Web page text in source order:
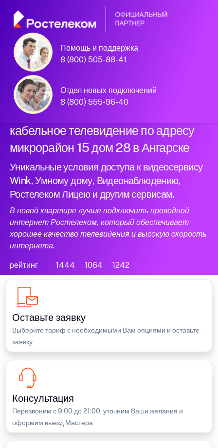
Помощь и поддержка
8 (800) 505-88-41
Отдел новых подключений
8 (800) 555-96-40
Официальный
партнер Ростелеком
Подключили новый интернет и
кабельное телевидение по адресу
микрорайон 15 дом 28 в Ангарске
Уникальные условия доступа к видеосервису
Wink, Умному дому, Видеонаблюдению,
Ростелеком Лицею и другим сервисам.
В новой квартире лучше подключить проводной
интернет Ростелеком, который обеспечивает
хорошее качество телевидения и высокую скорость
интернета.
рейтинг 1444 1064 1242
Оставьте заявку
Выберите тариф с необходимыми Вам опциями и оставьте
заявку
Консультация
Перезвоним с 9:00 до 21:00, уточним Ваши желания и
оформим выезд Мастера